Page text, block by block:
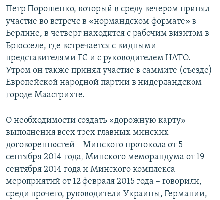
Петр Порошенко, который в среду вечером принял
участие во встрече в «нормандском формате» в
Берлине, в четверг находится с рабочим визитом в
Брюсселе, где встречается с видными
представителями ЕС и с руководителем НАТО.
Утром он также принял участие в саммите (съезде)
Европейской народной партии в нидерландском
городе Маастрихте.
О необходимости создать «дорожную карту»
выполнения всех трех главных минских
договоренностей – Минского протокола от 5
сентября 2014 года, Минского меморандума от 19
сентября 2014 года и Минского комплекса
мероприятий от 12 февраля 2015 года – говорили,
среди прочего, руководители Украины, Германии,